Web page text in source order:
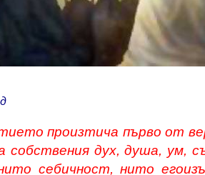
произтича първо от
собствения дух, душа, ум,
себичност, нито